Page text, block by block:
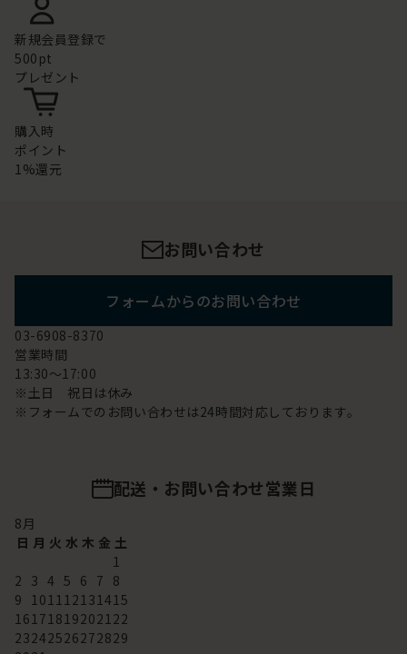
新規会員登録で
500pt
プレゼント
購入時
ポイント
1%還元
お問い合わせ
フォームからのお問い合わせ
03-6908-8370
営業時間
13:30～17:00
※土日 祝日は休み
※フォームでのお問い合わせは24時間対応しております。
配送・お問い合わせ営業日
8月
日 月 火 水 木 金 土
1
2 3 4 5 6 7 8
9 101112131415
16171819202122
23242526272829